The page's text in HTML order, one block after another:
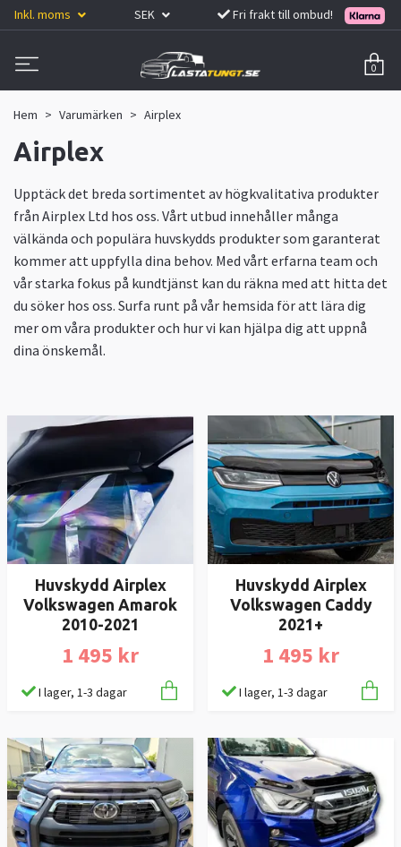
Inkl. moms SEK Fri frakt till ombud!
0
Hem Varumärken Airplex
Airplex
Upptäck det breda sortimentet av högkvalitativa produkter
från Airplex Ltd hos oss. Vårt utbud innehåller många
välkända och populära huvskydds produkter som garanterat
kommer att uppfylla dina behov. Med vårt erfarna team och
vår starka fokus på kundtjänst kan du räkna med att hitta det
du söker hos oss. Surfa runt på vår hemsida för att lära dig
mer om våra produkter och hur vi kan hjälpa dig att uppnå
dina önskemål.
Huvskydd Airplex
Volkswagen Amarok
2010-2021
1 495 kr
I lager, 1-3 dagar
Huvskydd Airplex
Volkswagen Caddy
2021+
1 495 kr
I lager, 1-3 dagar